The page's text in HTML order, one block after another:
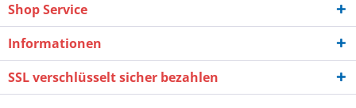
Shop Service
Informationen
SSL verschlüsselt sicher bezahlen